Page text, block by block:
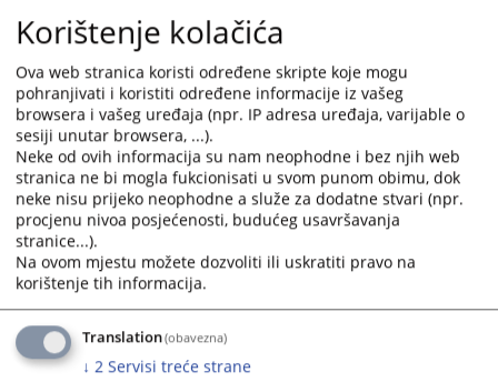
the
question
mark
key
to
get
the
keyboard
shortcuts
for
changing
dates.
the
question
mark
key
to
get
the
keyboard
shortcuts
for
dates.
16.07.2026.
16.07.2026.
Protok zemljišno-knjižnih predmeta po sudu i vrsti u 2024.
godini
16.07.2026.
Protok predmeta registracije po sudu i vrsti u 2025. godini
16.07.2026.
Podaci o oduzetoj imovinskoj koristi u 2025. godini
16.07.2026.
Protok KTA i KTN predmeta u tužilastvima u 2025. godini
Korištenje kolačića
Ova web stranica koristi određene skripte koje mogu
pohranjivati i koristiti određene informacije iz vašeg
browsera i vašeg uređaja (npr. IP adresa uređaja, varijable o
sesiji unutar browsera, ...).
Neke od ovih informacija su nam neophodne i bez njih web
stranica ne bi mogla fukcionisati u svom punom obimu, dok
neke nisu prijeko neophodne a služe za dodatne stvari (npr.
procjenu nivoa posjećenosti, budućeg usavršavanja
stranice...).
Na ovom mjestu možete dozvoliti ili uskratiti pravo na
korištenje tih informacija.
Translation(obavezna)
↓ 2 Servisi treće strane